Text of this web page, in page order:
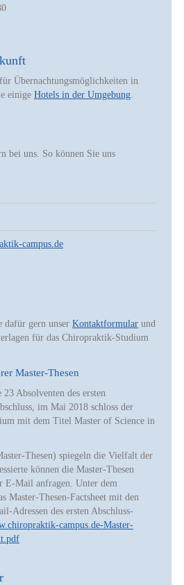
Übernachtungsmöglichkeiten in
einige Hotels in der Umgebung.
bei uns. So können Sie uns
campus.de
dafür gern unser Kontaktformular und
für das Chiropraktik-Studium
Master-Thesen
Absolventen des ersten
im Mai 2018 schloss der
mit dem Titel Master of Science in
Thesen) spiegeln die Vielfalt der
können die Master-Thesen
E-Mail anfragen. Unter dem
Master-Thesen-Factsheet mit den
Adressen des ersten Abschluss-
campus.de-Master-